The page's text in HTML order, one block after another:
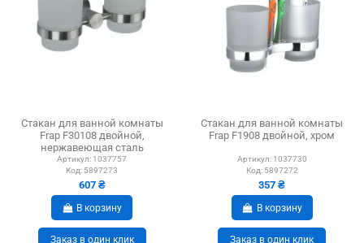
Стакан для ванной комнаты
Frap F30108 двойной,
нержавеющая сталь
Артикул: 1037757
Код: 5897273
607 ₴
В корзину
Заказ в один клик
Стакан для ванной комнаты
Frap F1908 двойной, хром
Артикул: 1037730
Код: 5897272
357 ₴
В корзину
Заказ в один клик